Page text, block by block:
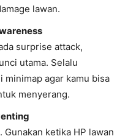
lawan.
surprise attack,
utama. Selalu
minimap agar kamu bisa
menyerang.
ketika HP lawan